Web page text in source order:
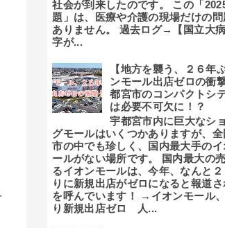
社会が到来したのです。 この「
題」は、医療や介護の現場だけの
ありません。 過去ログ→【国立大
字が...
【地方を襲う、２６年
ンモール出店ゼロの衝
都宮市のコンパクトシ
は必要不可欠に！？
宇都宮市内に巨大なシ
グモールはいくつかありますが、
市の中でも珍しく、国内最大手の
ールがない場所です。 国内最大の
るイオンモールは、今年、なんと
りに新規出店がゼロになると報道
を呼んでいます！ →イオンモール
り新規出店ゼロ 人...